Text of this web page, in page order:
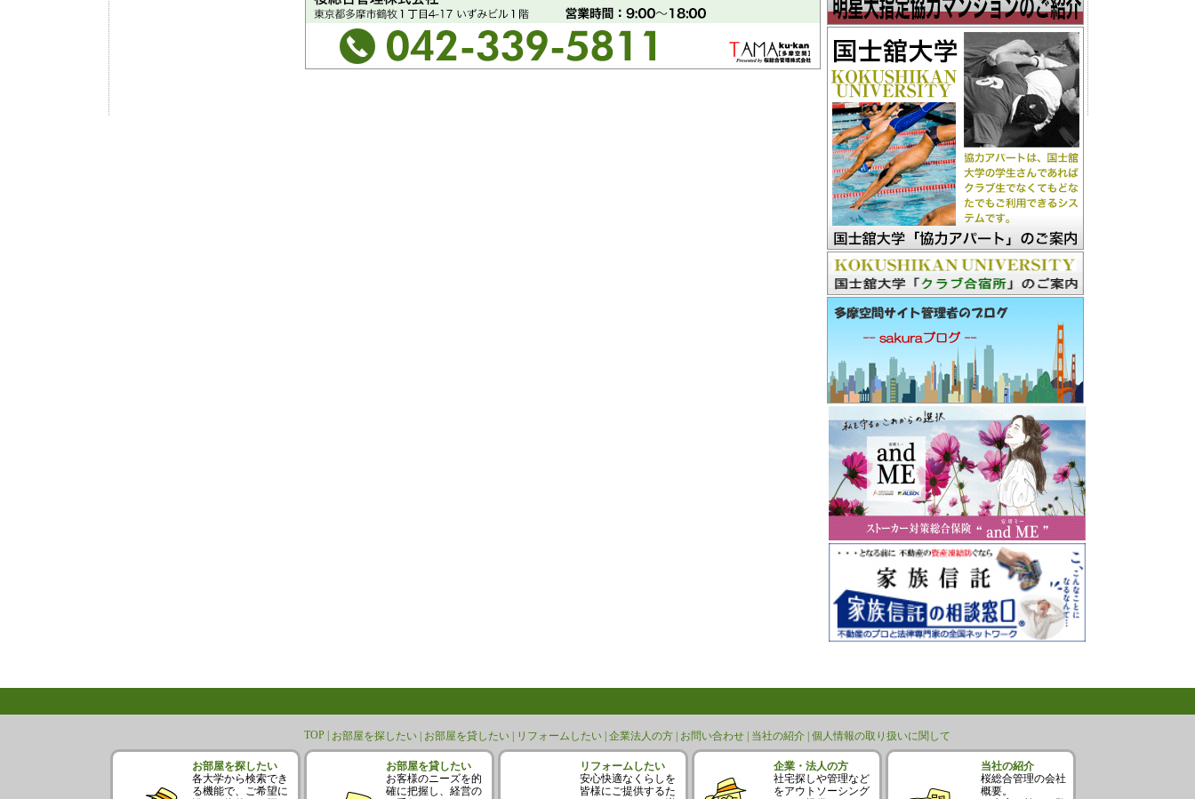
TOP | お部屋を探したい | お部屋を貸したい | リフォームしたい | 企業法人の方 | お問い合わせ | 当社の紹介 | 個人情報の取り扱いに関して
お部屋を探したい
各大学から検索でき
る機能で、ご希望に
お部屋を貸したい
お客様のニーズを的
確に把握し、経営の
リフォームしたい
安心快適なくらしを
皆様にご提供するた
企業・法人の方
社宅探しや管理など
をアウトソーシング
当社の紹介
桜総合管理の会社
概要。